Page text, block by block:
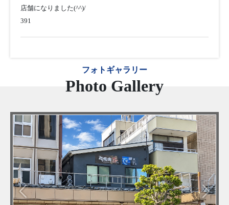
店舗になりました(^^)/
391
フォトギャラリー
Photo Gallery
Previous Next